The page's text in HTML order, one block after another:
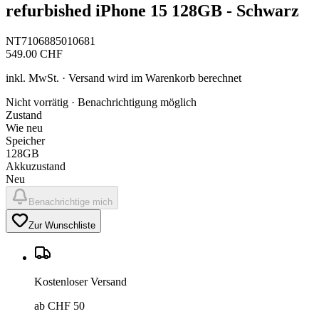
refurbished iPhone 15 128GB - Schwarz
NT7106885010681
549.00 CHF
inkl. MwSt. · Versand wird im Warenkorb berechnet
Nicht vorrätig · Benachrichtigung möglich
Zustand
Wie neu
Speicher
128GB
Akkuzustand
Neu
Benachrichtige mich
Zur Wunschliste
Kostenloser Versand
ab CHF 50